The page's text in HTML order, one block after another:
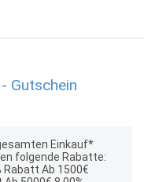
Gutschein
Einkauf*
folgende Rabatte:
Rabatt Ab 1500€